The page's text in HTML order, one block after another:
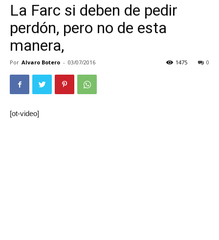
Notiloco
La Farc si deben de pedir
perdón, pero no de esta
manera,
Por Alvaro Botero - 03/07/2016 0
1475
[ot-video]